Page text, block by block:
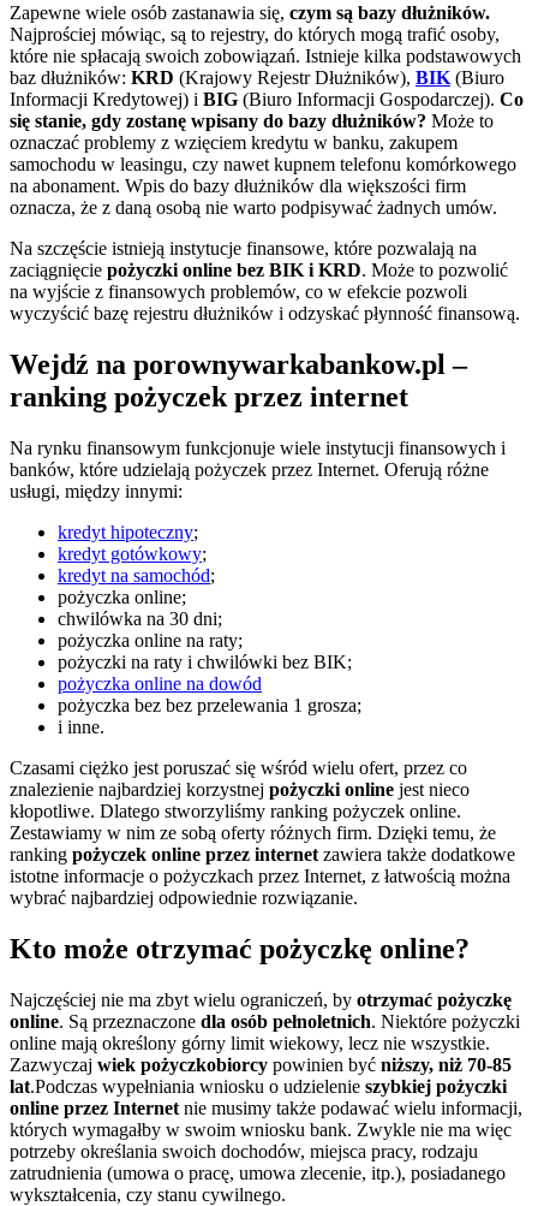
Zapewne wiele osób zastanawia się, czym są bazy dłużników.
Najprościej mówiąc, są to rejestry, do których mogą trafić osoby,
które nie spłacają swoich zobowiązań. Istnieje kilka podstawowych
baz dłużników: KRD (Krajowy Rejestr Dłużników), BIK (Biuro
Informacji Kredytowej) i BIG (Biuro Informacji Gospodarczej). Co
się stanie, gdy zostanę wpisany do bazy dłużników? Może to
oznaczać problemy z wzięciem kredytu w banku, zakupem
samochodu w leasingu, czy nawet kupnem telefonu komórkowego
na abonament. Wpis do bazy dłużników dla większości firm
oznacza, że z daną osobą nie warto podpisywać żadnych umów.
Na szczęście istnieją instytucje finansowe, które pozwalają na
zaciągnięcie pożyczki online bez BIK i KRD. Może to pozwolić
na wyjście z finansowych problemów, co w efekcie pozwoli
wyczyścić bazę rejestru dłużników i odzyskać płynność finansową.
Wejdź na porownywarkabankow.pl –
ranking pożyczek przez internet
Na rynku finansowym funkcjonuje wiele instytucji finansowych i
banków, które udzielają pożyczek przez Internet. Oferują różne
usługi, między innymi:
kredyt hipoteczny;
kredyt gotówkowy;
kredyt na samochód;
pożyczka online;
chwilówka na 30 dni;
pożyczka online na raty;
pożyczki na raty i chwilówki bez BIK;
pożyczka online na dowód
pożyczka bez bez przelewania 1 grosza;
i inne.
Czasami ciężko jest poruszać się wśród wielu ofert, przez co
znalezienie najbardziej korzystnej pożyczki online jest nieco
kłopotliwe. Dlatego stworzyliśmy ranking pożyczek online.
Zestawiamy w nim ze sobą oferty różnych firm. Dzięki temu, że
ranking pożyczek online przez internet zawiera także dodatkowe
istotne informacje o pożyczkach przez Internet, z łatwością można
wybrać najbardziej odpowiednie rozwiązanie.
Kto może otrzymać pożyczkę online?
Najczęściej nie ma zbyt wielu ograniczeń, by otrzymać pożyczkę
online. Są przeznaczone dla osób pełnoletnich. Niektóre pożyczki
online mają określony górny limit wiekowy, lecz nie wszystkie.
Zazwyczaj wiek pożyczkobiorcy powinien być niższy, niż 70-85
lat.Podczas wypełniania wniosku o udzielenie szybkiej pożyczki
online przez Internet nie musimy także podawać wielu informacji,
których wymagałby w swoim wniosku bank. Zwykle nie ma więc
potrzeby określania swoich dochodów, miejsca pracy, rodzaju
zatrudnienia (umowa o pracę, umowa zlecenie, itp.), posiadanego
wykształcenia, czy stanu cywilnego.